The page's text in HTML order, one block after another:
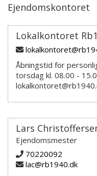
Ejendomskontoret
Lokalkontoret
Åbningstid for
torsdag kl. 08.00 -
Lars
Ejendomsmester
70220092
lac@rb1940.dk